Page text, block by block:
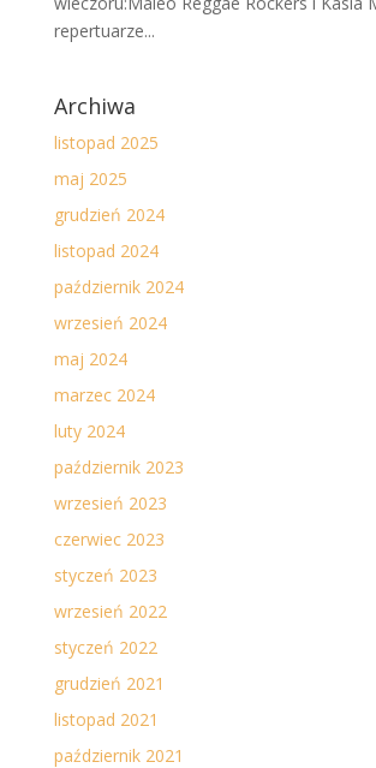
repertuarze...
Archiwa
listopad 2025
maj 2025
grudzień 2024
listopad 2024
październik 2024
wrzesień 2024
maj 2024
marzec 2024
luty 2024
październik 2023
wrzesień 2023
czerwiec 2023
styczeń 2023
wrzesień 2022
styczeń 2022
grudzień 2021
listopad 2021
październik 2021